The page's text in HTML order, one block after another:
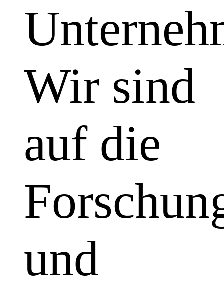
Wir sind
auf die
und